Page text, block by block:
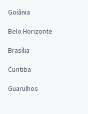
Goiânia
Belo Horizonte
Brasília
Curitiba
Guarulhos